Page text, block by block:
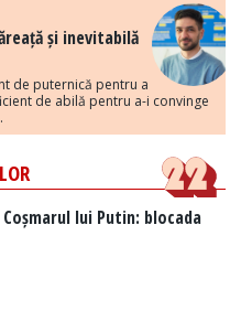
și inevitabilă
de puternică pentru a
de abilă pentru a-i convinge
Coșmarul lui Putin: blocada